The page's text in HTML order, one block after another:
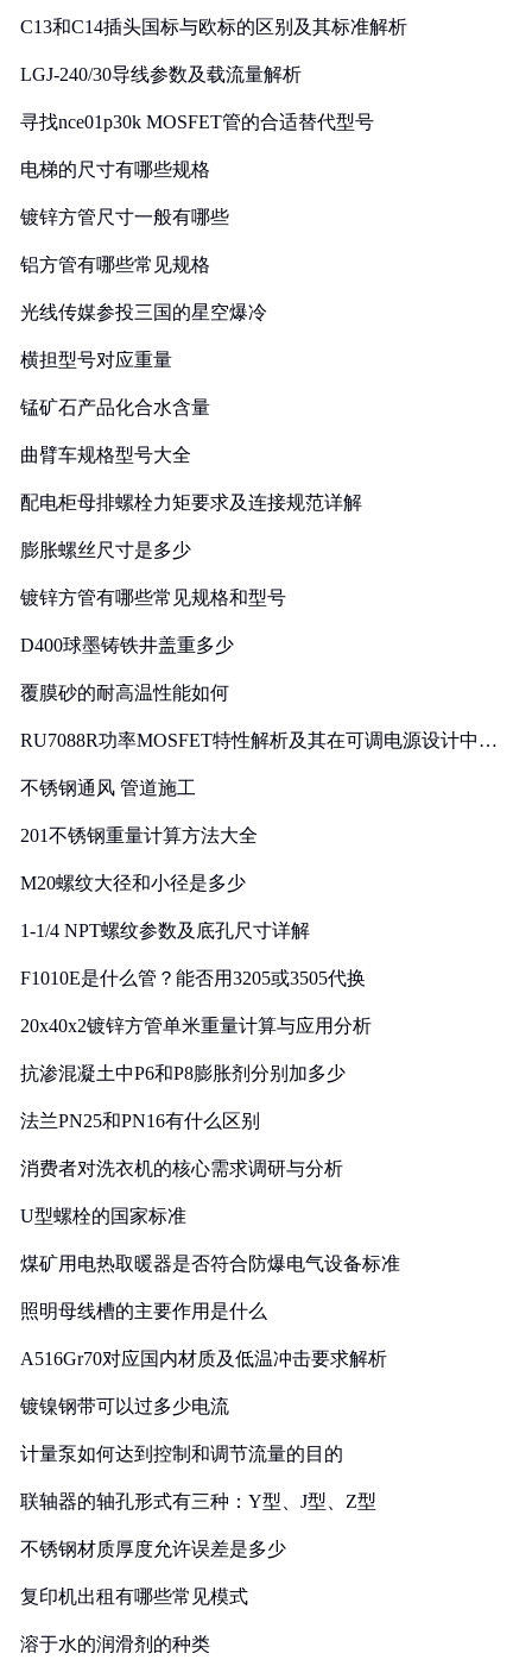
C13和C14插头国标与欧标的区别及其标准解析
LGJ-240/30导线参数及载流量解析
寻找nce01p30k MOSFET管的合适替代型号
电梯的尺寸有哪些规格
镀锌方管尺寸一般有哪些
铝方管有哪些常见规格
光线传媒参投三国的星空爆冷
横担型号对应重量
锰矿石产品化合水含量
曲臂车规格型号大全
配电柜母排螺栓力矩要求及连接规范详解
膨胀螺丝尺寸是多少
镀锌方管有哪些常见规格和型号
D400球墨铸铁井盖重多少
覆膜砂的耐高温性能如何
RU7088R功率MOSFET特性解析及其在可调电源设计中的
不锈钢通风 管道施工
201不锈钢重量计算方法大全
M20螺纹大径和小径是多少
1-1/4 NPT螺纹参数及底孔尺寸详解
F1010E是什么管？能否用3205或3505代换
20x40x2镀锌方管单米重量计算与应用分析
抗渗混凝土中P6和P8膨胀剂分别加多少
法兰PN25和PN16有什么区别
消费者对洗衣机的核心需求调研与分析
U型螺栓的国家标准
煤矿用电热取暖器是否符合防爆电气设备标准
照明母线槽的主要作用是什么
A516Gr70对应国内材质及低温冲击要求解析
镀镍钢带可以过多少电流
计量泵如何达到控制和调节流量的目的
联轴器的轴孔形式有三种：Y型、J型、Z型
不锈钢材质厚度允许误差是多少
复印机出租有哪些常见模式
溶于水的润滑剂的种类